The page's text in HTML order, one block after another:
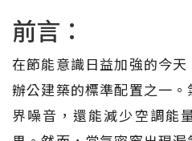
前言：
在節能意識日益加強的今
辦公建築的標準配置之一
界噪音，還能減少空調能